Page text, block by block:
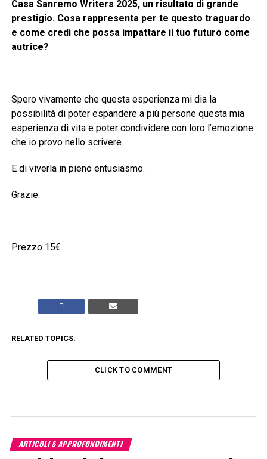
Casa Sanremo Writers 2025, un risultato di grande
prestigio. Cosa rappresenta per te questo traguardo
e come credi che possa impattare il tuo futuro come
autrice?
Spero vivamente che questa esperienza mi dia la
possibilità di poter espandere a più persone questa mia
esperienza di vita e poter condividere con loro l’emozione
che io provo nello scrivere.
E di viverla in pieno entusiasmo.
Grazie.
Prezzo 15€
RELATED TOPICS:
CLICK TO COMMENT
ARTICOLI & APPROFONDIMENTI